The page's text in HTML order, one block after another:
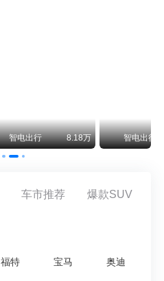
智电出行 8.18万 智电出行
车市推荐 爆款SUV
福特 宝马 奥迪